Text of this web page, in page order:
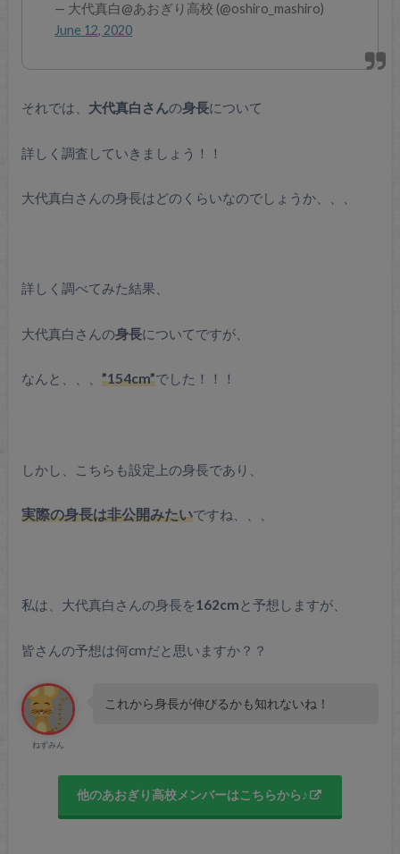
— 大代真白@あおぎり高校 (@oshiro_mashiro)
June 12, 2020
それでは、 大代真白さんの身長について
詳しく調査していきましょう！！
大代真白さんの身長はどのくらいなのでしょうか、、、
詳しく調べてみた結果、
大代真白さんの身長についてですが、
なんと、、、 ”154cm”でした！！！
しかし、こちらも設定上の身長であり、
実際の身長は非公開みたいですね、、、
私は、大代真白さんの身長を162cmと予想しますが、
皆さんの予想は何cmだと思いますか？？
ねずみん
これから身長が伸びるかも知れないね！
他のあおぎり高校メンバーはこちらから♪